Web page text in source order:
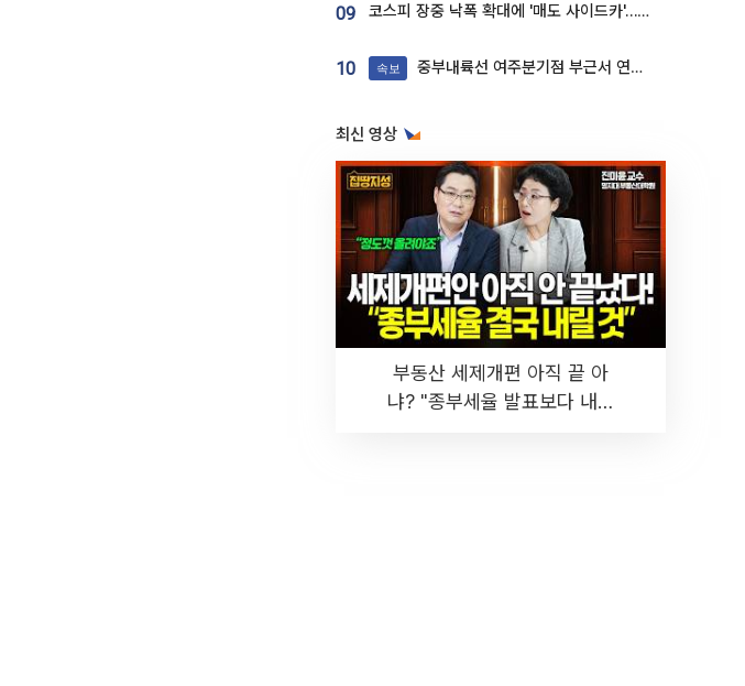
09 코스피 장중 낙폭 확대에 '매도 사이드카'…외인 2.8조'팔자'· 개인 3.1조 '사자'
10 속보 중부내륙선 여주분기점 부근서 연이은 추돌사고 발생
최신 영상
부동산 세제개편 아직 끝 아
냐? "종부세율 발표보다 내릴